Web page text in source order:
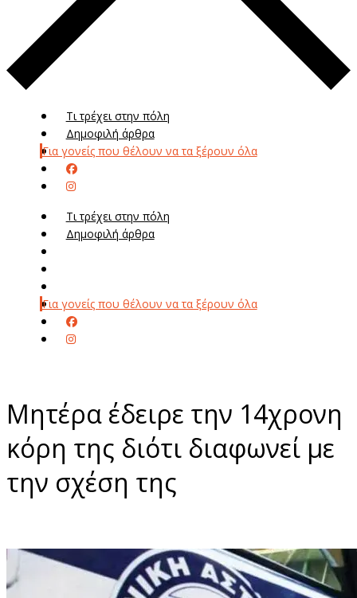
Τι τρέχει στην πόλη
Δημοφιλή άρθρα
Για γονείς που θέλουν να τα ξέρουν όλα
Τι τρέχει στην πόλη
Δημοφιλή άρθρα
Για γονείς που θέλουν να τα ξέρουν όλα
Μητέρα έδειρε την 14χρονη
κόρη της διότι διαφωνεί με
την σχέση της